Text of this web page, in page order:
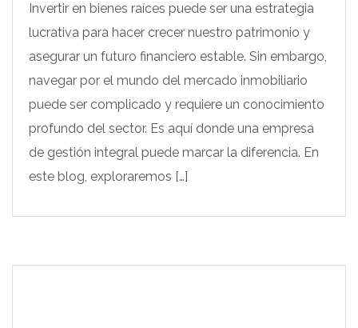
Invertir en bienes raíces puede ser una estrategia
lucrativa para hacer crecer nuestro patrimonio y
asegurar un futuro financiero estable. Sin embargo,
navegar por el mundo del mercado inmobiliario
puede ser complicado y requiere un conocimiento
profundo del sector. Es aquí donde una empresa
de gestión integral puede marcar la diferencia. En
este blog, exploraremos […]